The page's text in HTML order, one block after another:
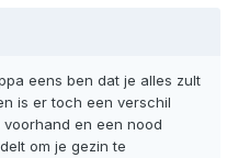
eens ben dat je alles zult
is er toch een verschil
en een nood
om je gezin te